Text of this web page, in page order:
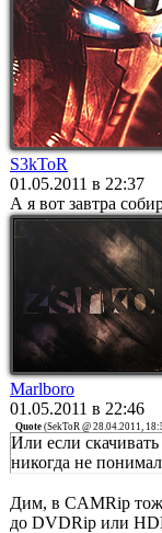
S3kToR
01.05.2011 в 22:37
А я вот завтра
Marlboro
01.05.2011 в 22:46
Quote (SekToR @ 28.04.2011,
Или если
никогда не
Дим, в CAMRip
до DVDRip или